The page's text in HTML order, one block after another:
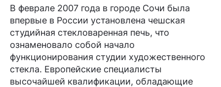
В феврале 2007 года в городе Сочи была
впервые в России установлена чешская
студийная стекловаренная печь, что
ознаменовало собой начало
функционирования студии художественного
стекла. Европейские специалисты
высочайшей квалификации, обладающие